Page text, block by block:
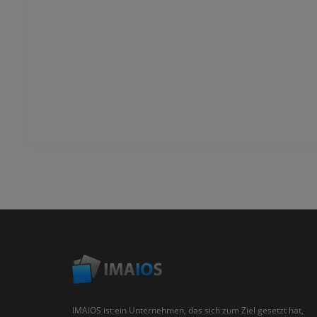
IMAIOS ist ein Unternehmen, das sich zum Ziel gesetzt hat,